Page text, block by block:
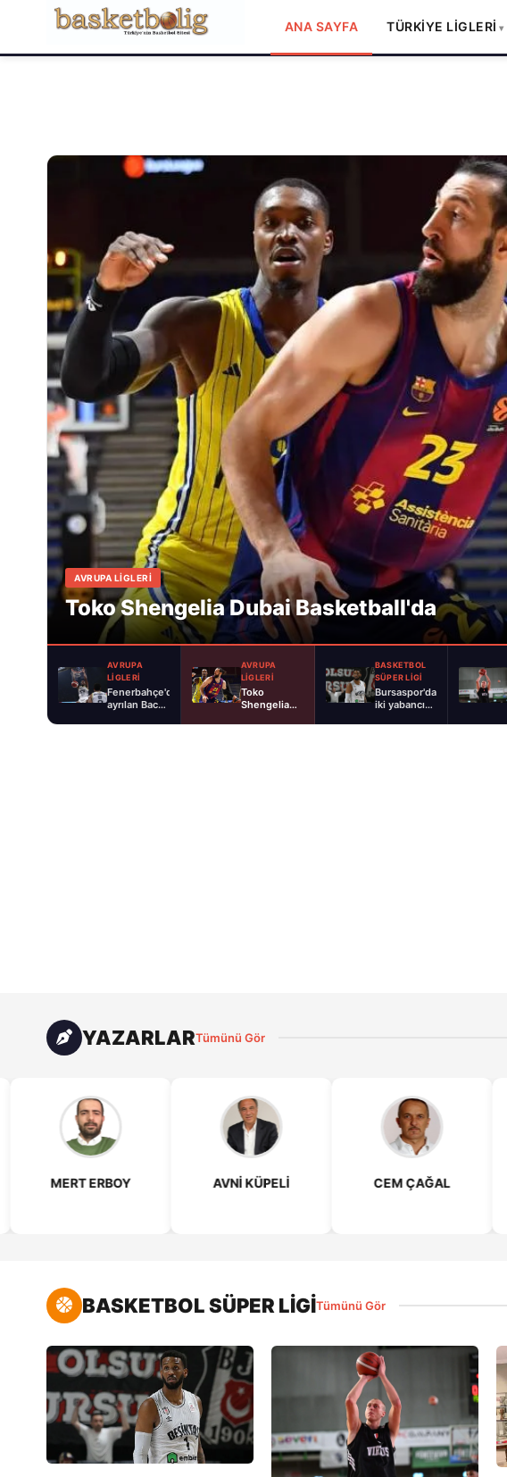
ANA SAYFA TÜRKİYE LİGLERİ
AVRUPA LİGLERİ
Toko Shengelia Dubai Basketball'da
AVRUPA
LİGLERİ
Fenerbahçe'den
ayrılan Bacot
AVRUPA
LİGLERİ
Toko
Shengelia
BASKETBOL
SÜPER LİGİ
Bursaspor'dan
iki yabancı
YAZARLARTümünü Gör
AVNİ KÜPELİ CEM ÇAĞAL TEOMAN GÜRAY
BASKETBOL SÜPER LİGİTümünü Gör